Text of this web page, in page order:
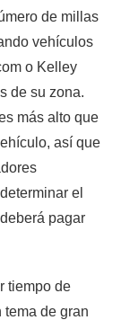
de millas
vehículos
o Kelley
de su zona.
más alto que
así que
el
pagar
tiempo de
tema de gran